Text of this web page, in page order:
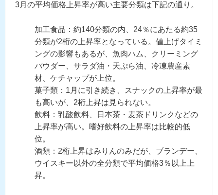
3月の平均価格上昇率が高い主要分類は下記の通り。
加工食品：約140分類の内、24％にあたる約35
分類が2桁の上昇率となっている。値上げタイミ
ングの影響もあるが、魚肉ハム、クリーミング
パウダー、サラダ油・天ぷら油、冷凍農産素
材、ケチャップが上位。
菓子類：1月に引き続き、スナックの上昇率が最
も高いが、2桁上昇は見られない。
飲料：乳酸飲料、日本茶・麦茶ドリンクなどの
上昇率が高い。嗜好飲料の上昇率は比較的低
位。
酒類：2桁上昇はみりんのみだが、ブランデー、
ウイスキー以外の全分類で平均価格3％以上上
昇。